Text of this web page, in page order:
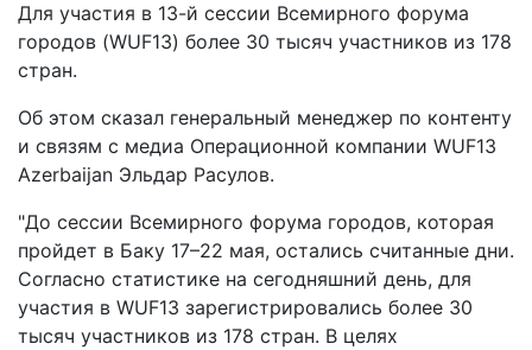
Для участия в 13-й сессии Всемирного форума
городов (WUF13) более 30 тысяч участников из 178
стран.
Об этом сказал генеральный менеджер по контенту
и связям с медиа Операционной компании WUF13
Azerbaijan Эльдар Расулов.
"До сессии Всемирного форума городов, которая
пройдет в Баку 17–22 мая, остались считанные дни.
Согласно статистике на сегодняшний день, для
участия в WUF13 зарегистрировались более 30
тысяч участников из 178 стран. В целях